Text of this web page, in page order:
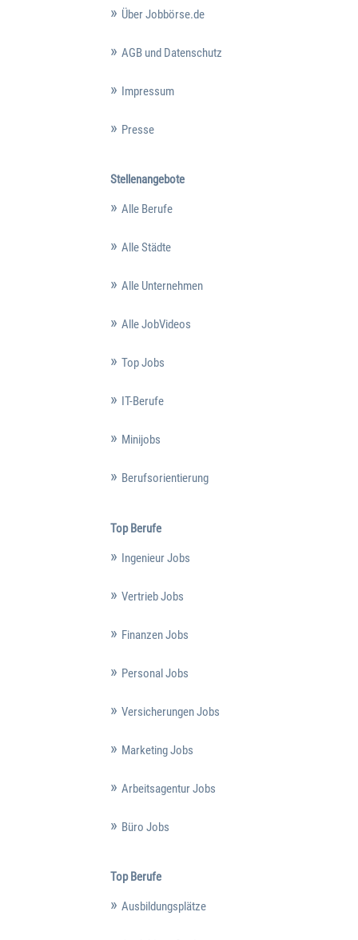
Über Jobbörse.de
AGB und Datenschutz
Impressum
Presse
Stellenangebote
Alle Berufe
Alle Städte
Alle Unternehmen
Alle JobVideos
Top Jobs
IT-Berufe
Minijobs
Berufsorientierung
Top Berufe
Ingenieur Jobs
Vertrieb Jobs
Finanzen Jobs
Personal Jobs
Versicherungen Jobs
Marketing Jobs
Arbeitsagentur Jobs
Büro Jobs
Top Berufe
Ausbildungsplätze